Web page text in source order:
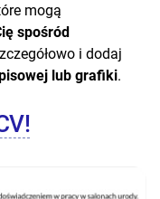
mogą
spośród
i dodaj
lub grafiki.